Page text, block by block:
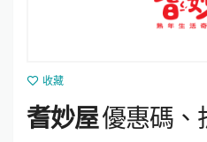
收藏
耆妙屋優惠碼、